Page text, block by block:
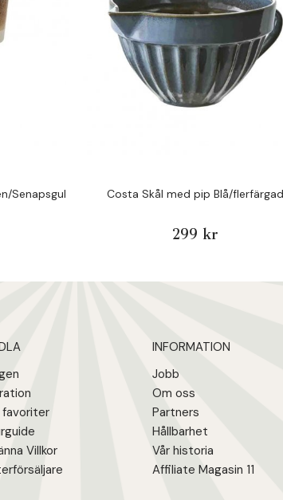
Senapsgul Costa Skål med pip Blå/flerfärgad
299 kr
favoriter
Villkor
INFORMATION
Jobb
Om oss
Partners
Hållbarhet
Vår historia
Affiliate Magasin 11